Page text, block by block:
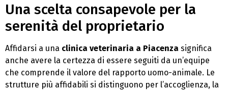
Una scelta consapevole per la
serenità del proprietario
Affidarsi a una clinica veterinaria a Piacenza significa
anche avere la certezza di essere seguiti da un’equipe
che comprende il valore del rapporto uomo-animale. Le
strutture più affidabili si distinguono per l’accoglienza, la